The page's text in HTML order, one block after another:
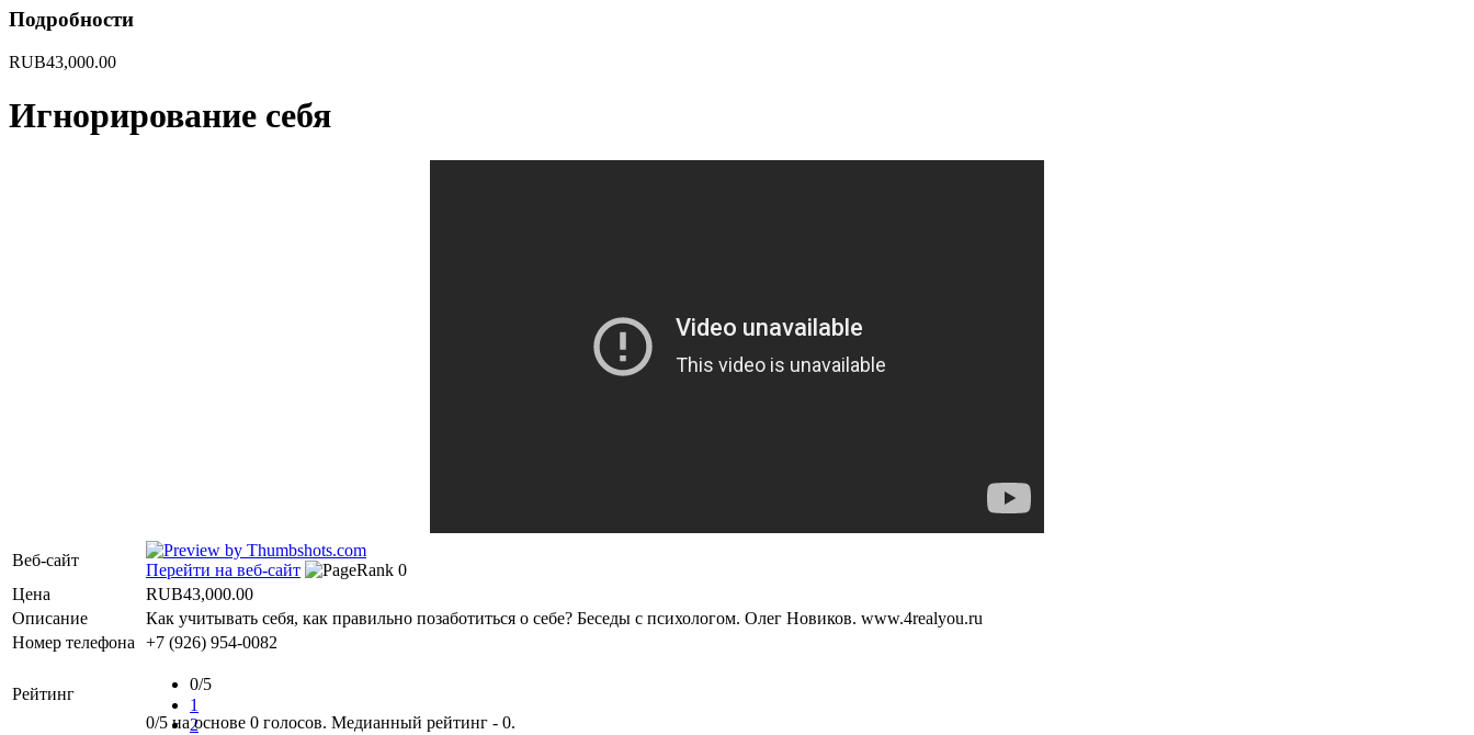
Подробности
RUB43,000.00
Игнорирование себя
Веб-сайт
Перейти на веб-сайт
Цена
RUB43,000.00
Описание
Как учитывать себя, как правильно позаботиться о себе? Беседы с психологом. Олег Новиков. www.4realyou.ru
Номер телефона
+7 (926) 954-0082
Рейтинг
0/5
1
2
0/5 на основе 0 голосов. Медианный рейтинг - 0.